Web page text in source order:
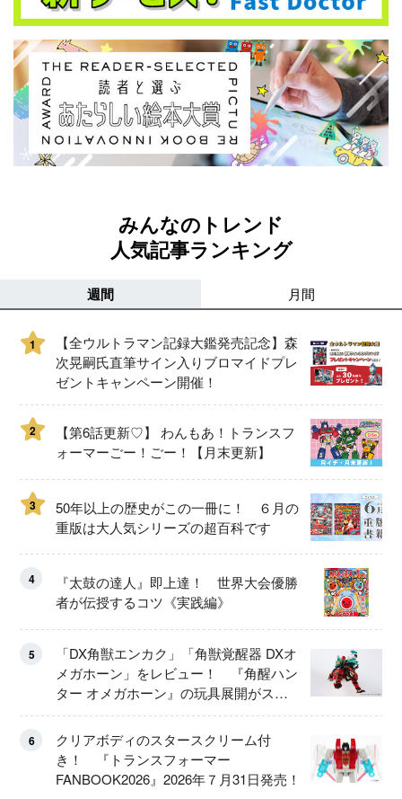
みんなのトレンド
人気記事ランキング
週間 月間
1
【全ウルトラマン記録大鑑発売記念】森
次晃嗣氏直筆サイン入りブロマイドプレ
ゼントキャンペーン開催！
2
【第6話更新♡】 わんもあ！トランスフ
ォーマーごー！ごー！【月末更新】
3
50年以上の歴史がこの一冊に！ ６月の
重版は大人気シリーズの超百科です
4
『太鼓の達人』即上達！ 世界大会優勝
者が伝授するコツ《実践編》
5
「DX角獣エンカク」「角獣覚醒器 DXオ
メガホーン」をレビュー！ 『角醒ハン
ター オメガホーン』の玩具展開がスタ
ート！
6
クリアボディのスタースクリーム付
き！ 『トランスフォーマー
FANBOOK2026』2026年７月31日発売！